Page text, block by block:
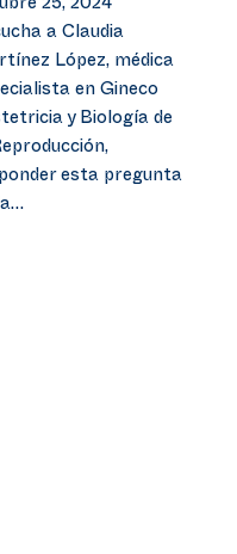
25, 2024
a Claudia
López, médica
en Gineco
y Biología de
esta pregunta